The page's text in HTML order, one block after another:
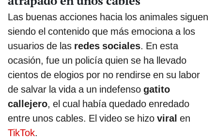
Las buenas acciones hacia los animales siguen
siendo el contenido que más emociona a los
usuarios de las redes sociales. En esta
ocasión, fue un policía quien se ha llevado
cientos de elogios por no rendirse en su labor
de salvar la vida a un indefenso gatito
callejero, el cual había quedado enredado
entre unos cables. El video se hizo viral en
TikTok.